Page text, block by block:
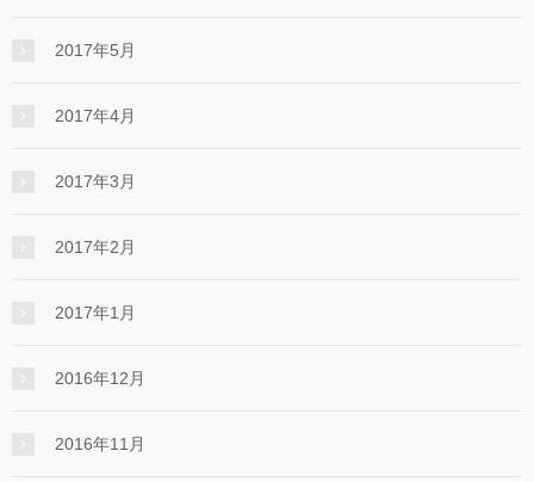
2017年5月
2017年4月
2017年3月
2017年2月
2017年1月
2016年12月
2016年11月